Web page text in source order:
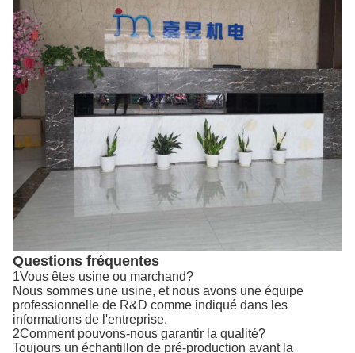
Questions fréquentes
1Vous êtes usine ou marchand?
Nous sommes une usine, et nous avons une équipe
professionnelle de R&D comme indiqué dans les
informations de l'entreprise.
2Comment pouvons-nous garantir la qualité?
Toujours un échantillon de pré-production avant la